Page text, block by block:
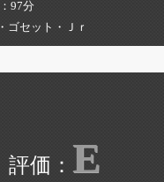
97分
ゴセット・Ｊｒ
E